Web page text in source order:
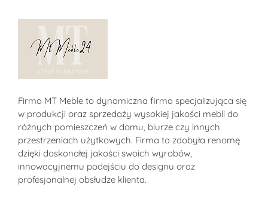
Firma MT Meble to dynamiczna firma specjalizująca się
w produkcji oraz sprzedaży wysokiej jakości mebli do
różnych pomieszczeń w domu, biurze czy innych
przestrzeniach użytkowych. Firma ta zdobyła renomę
dzięki doskonałej jakości swoich wyrobów,
innowacyjnemu podejściu do designu oraz
profesjonalnej obsłudze klienta.